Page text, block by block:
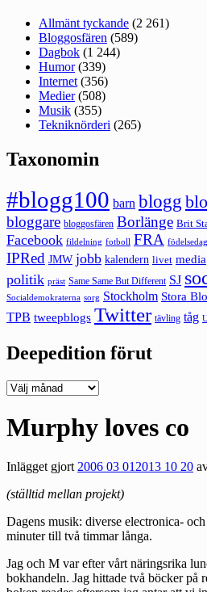
Allmänt tyckande (2 261)
Bloggosfären (589)
Dagbok (1 244)
Humor(339)
Internet (356)
Medier(508)
Musik (355)
Tekniknörderi (265)
Taxonomin
#blogg100 barn blogg
bloggare bloggosfären Borlänge Brit
Facebook fildelning fotboll FRA födelsedag
IPRed JMW jobb kalendern livet media
politik präst Same Same But Different SJ
Socialdemokraterna sorg Stockholm Stora
TPB tweepblogs Twitter tävling tåg
Deepedition förut
Deepedition
Murphy loves co
Inlägget gjort2006 03 012013 10 20
(ställtid mellan projekt)
Dagens musik: diverse electronica-
minuter till två timmar långa.
Jag och M var efter vårt näringsrika
bokhandeln. Jag hittade två böcker på